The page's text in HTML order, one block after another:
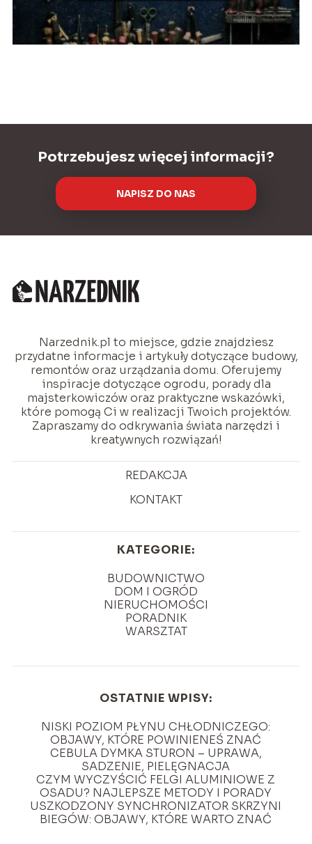
Potrzebujesz więcej informacji?
NAPISZ DO NAS
Narzednik.pl to miejsce, gdzie znajdziesz
przydatne informacje i artykuły dotyczące budowy,
remontów oraz urządzania domu. Oferujemy
inspiracje dotyczące ogrodu, porady dla
majsterkowiczów oraz praktyczne wskazówki,
które pomogą Ci w realizacji Twoich projektów.
Zapraszamy do odkrywania świata narzędzi i
kreatywnych rozwiązań!
REDAKCJA
KONTAKT
KATEGORIE:
BUDOWNICTWO
DOM I OGRÓD
NIERUCHOMOŚCI
PORADNIK
WARSZTAT
OSTATNIE WPISY:
NISKI POZIOM PŁYNU CHŁODNICZEGO:
OBJAWY, KTÓRE POWINIENEŚ ZNAĆ
CEBULA DYMKA STURON – UPRAWA,
SADZENIE, PIELĘGNACJA
CZYM WYCZYŚCIĆ FELGI ALUMINIOWE Z
OSADU? NAJLEPSZE METODY I PORADY
USZKODZONY SYNCHRONIZATOR SKRZYNI
BIEGÓW: OBJAWY, KTÓRE WARTO ZNAĆ